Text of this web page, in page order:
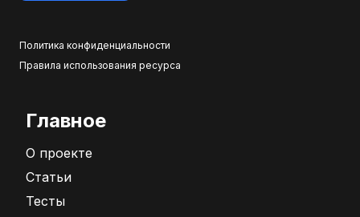
Политика конфиденциальности
Правила использования ресурса
Главное
О проекте
Статьи
Тесты